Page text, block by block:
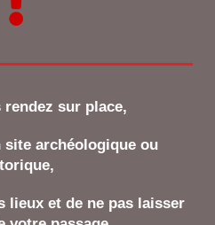
sur place,
archéologique ou
lieux et de ne pas laisser